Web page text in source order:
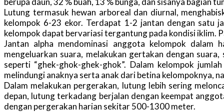
Lutung termasuk hewan arboreal dan diurnal,
kelompok 6-23 ekor. Terdapat 1-2 jantan dengan satu
kelompok dapat bervariasi tergantung pada kondisi iklim.
Jantan alpha mendominasi anggota kelompok dalam
mengeluarkan suara, melakukan gertakan dengan
seperti “ghek-ghok-ghek-ghok”. Dalam kelompok
melindungi anaknya serta anak dari betina kelompoknya,
Dalam melakukan pergerakan, lutung lebih sering
depan, lutung terkadang berjalan dengan keempat
dengan pergerakan harian sekitar 500-1300 meter.